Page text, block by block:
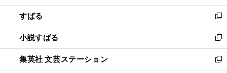
開
く
ウ
で
開
く
ン
ド
ウ
で
開
く
すばる
新
し
い
ウ
ィ
ン
小説すばる
新
し
い
集英社 文芸ステーション
新